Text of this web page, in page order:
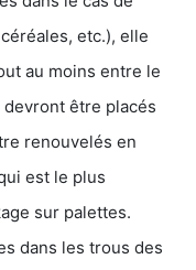
etc.), elle
au moins entre le
devront être placés
renouvelés en
est le plus
sur palettes.
dans les trous des